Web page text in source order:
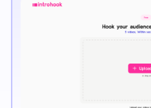
駆動機能により、動画制作が
ーケティング活動の拡大に最